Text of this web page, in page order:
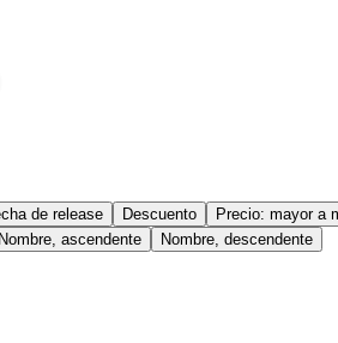
de release Descuento
Precio: mayor a
Nombre, ascendente Nombre, descendente